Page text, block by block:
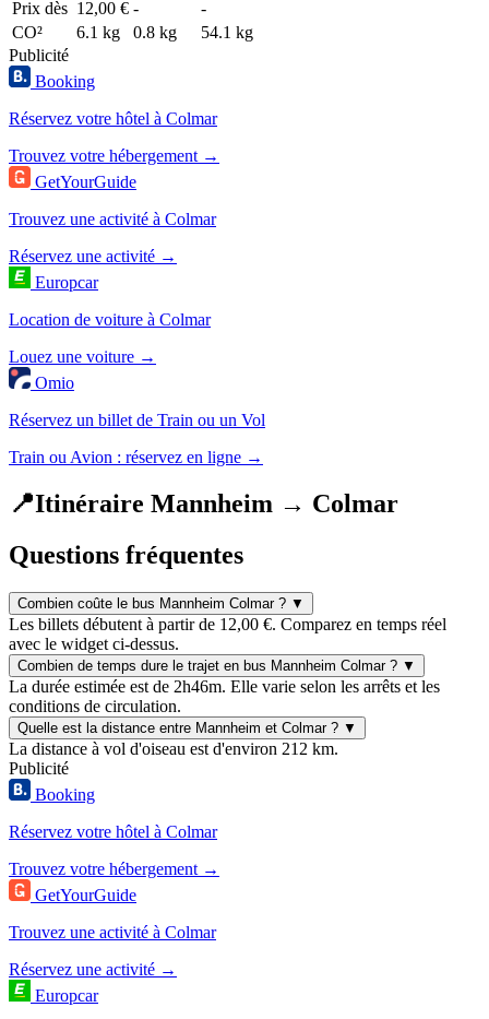
Prix dès 12,00 € -
-
CO²
6.1 kg 0.8 kg
54.1 kg
Publicité
Booking
Réservez votre hôtel à Colmar
Trouvez votre hébergement →
GetYourGuide
Trouvez une activité à Colmar
Réservez une activité →
Europcar
Location de voiture à Colmar
Louez une voiture →
Omio
Réservez un billet de Train ou un Vol
Train ou Avion : réservez en ligne →
📍Itinéraire Mannheim → Colmar
Questions fréquentes
Combien coûte le bus Mannheim Colmar ? ▼
Les billets débutent à partir de 12,00 €. Comparez en temps réel
avec le widget ci-dessus.
Combien de temps dure le trajet en bus Mannheim Colmar ? ▼
La durée estimée est de 2h46m. Elle varie selon les arrêts et les
conditions de circulation.
Quelle est la distance entre Mannheim et Colmar ? ▼
La distance à vol d'oiseau est d'environ 212 km.
Publicité
Booking
Réservez votre hôtel à Colmar
Trouvez votre hébergement →
GetYourGuide
Trouvez une activité à Colmar
Réservez une activité →
Europcar